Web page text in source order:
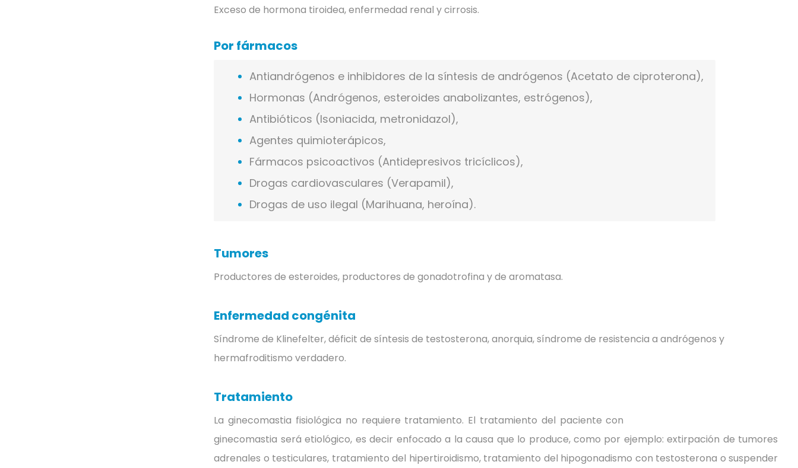
Exceso de hormona tiroidea, enfermedad renal y cirrosis.
Por fármacos
Antiandrógenos e inhibidores de la síntesis de andrógenos (Acetato de ciproterona),
Hormonas (Andrógenos, esteroides anabolizantes, estrógenos),
Antibióticos (Isoniacida, metronidazol),
Agentes quimioterápicos,
Fármacos psicoactivos (Antidepresivos tricíclicos),
Drogas cardiovasculares (Verapamil),
Drogas de uso ilegal (Marihuana, heroína).
Tumores
Productores de esteroides, productores de gonadotrofina y de aromatasa.
Enfermedad congénita
Síndrome de Klinefelter, déficit de síntesis de testosterona, anorquia, síndrome de resistencia a andrógenos y
hermafroditismo verdadero.
Tratamiento
La ginecomastia fisiológica no requiere tratamiento. El tratamiento del paciente con
ginecomastia será etiológico, es decir enfocado a la causa que lo produce, como por ejemplo: extirpación de tumores
adrenales o testiculares, tratamiento del hipertiroidismo, tratamiento del hipogonadismo con testosterona o suspender